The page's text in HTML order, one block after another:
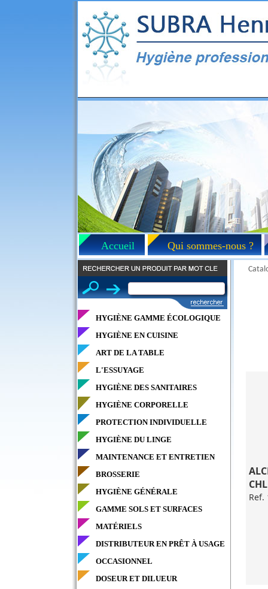
Accueil Qui sommes-nous ?
HYGIÈNE GAMME ÉCOLOGIQUE
HYGIÈNE EN CUISINE
ART DE LA TABLE
L'ESSUYAGE
HYGIÈNE DES SANITAIRES
HYGIÈNE CORPORELLE
PROTECTION INDIVIDUELLE
HYGIÈNE DU LINGE
MAINTENANCE ET ENTRETIEN
BROSSERIE
HYGIÈNE GÉNÉRALE
GAMME SOLS ET SURFACES
MATÉRIELS
DISTRIBUTEUR EN PRÊT À USAGE
OCCASIONNEL
DOSEUR ET DILUEUR
Ref.